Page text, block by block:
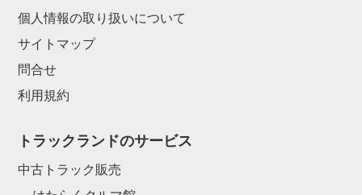
個人情報の取り扱いについて
サイトマップ
問合せ
利用規約
トラックランドのサービス
中古トラック販売